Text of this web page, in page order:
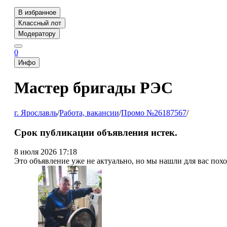
В избранное
Классный лот
Модератору
0
Инфо
Мастер бригады РЭС
г. Ярославль/Работа, вакансии/Промо №26187567/
Срок публикации объявления истек.
8 июля 2026 17:18
Это объявление уже не актуально, но мы нашли для вас